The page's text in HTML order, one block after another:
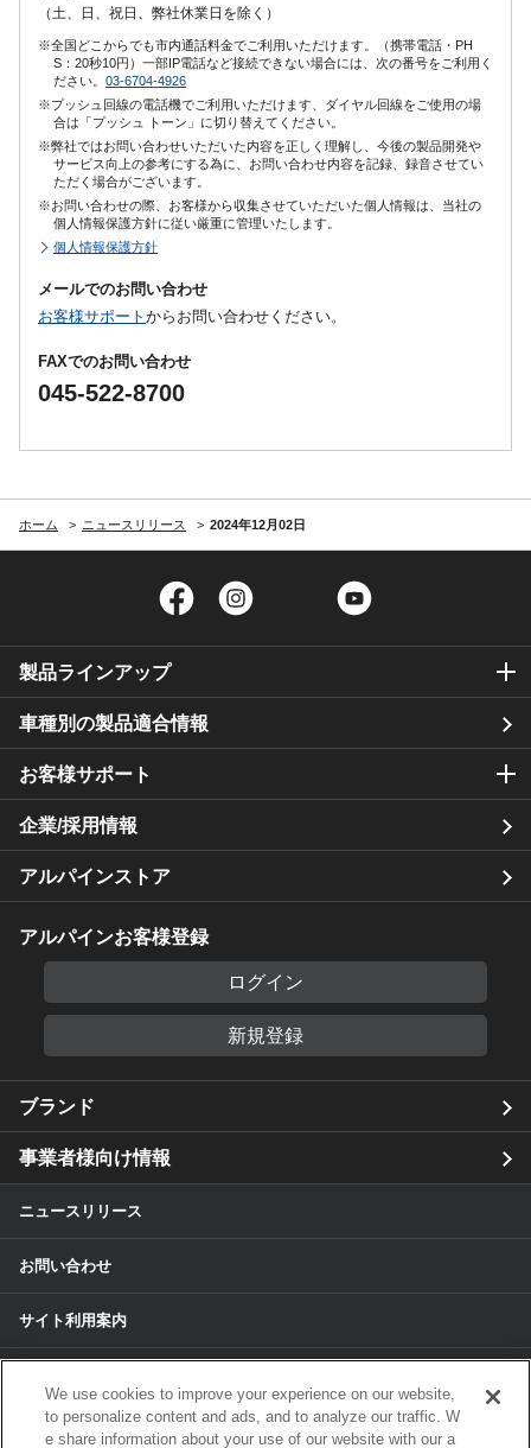
（土、日、祝日、弊社休業日を除く）
※全国どこからでも市内通話料金でご利用いただけます。（携帯電話・PH
S：20秒10円）一部IP電話など接続できない場合には、次の番号をご利用く
ださい。 03-6704-4926
※プッシュ回線の電話機でご利用いただけます、ダイヤル回線をご使用の場
合は「プッシュ トーン」に切り替えてください。
※弊社ではお問い合わせいただいた内容を正しく理解し、今後の製品開発や
サービス向上の参考にする為に、お問い合わせ内容を記録、録音させてい
ただく場合がございます。
※お問い合わせの際、お客様から収集させていただいた個人情報は、当社の
個人情報保護方針に従い厳重に管理いたします。
個人情報保護方針
メールでのお問い合わせ
お客様サポート からお問い合わせください。
FAXでのお問い合わせ
045-522-8700
ホーム ニュースリリース 2024年12月02日
Facebook Twitter
製品ラインアップ
車種別の製品適合情報
お客様サポート
企業/採用情報
アルパインストア
アルパインお客様登録
ログイン
新規登録
ブランド
事業者様向け情報
ニュースリリース
お問い合わせ
サイト利用案内
個人情報のお取扱いについて
We use cookies to improve your experience on our website,
to personalize content and ads, and to analyze our traffic. W
e share information about your use of our website with our a